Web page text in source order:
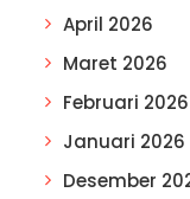
April 2026
Maret 2026
Februari 2026
Januari 2026
Desember